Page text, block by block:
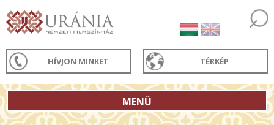
HÍVJON MINKET TÉRKÉP
MENÜ